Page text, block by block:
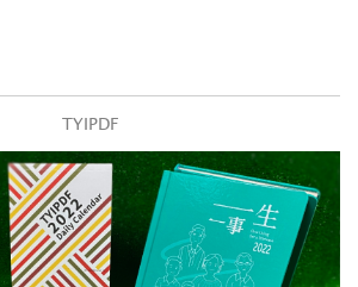
TYIPDF